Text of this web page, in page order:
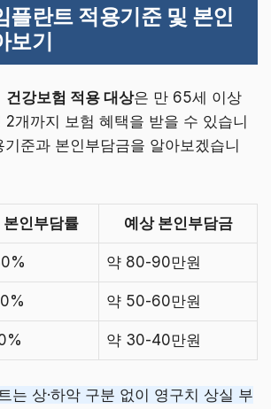
플란트 적용기준 및 본인
보기
건강보험 적용 대상은 만 65세 이상
2개까지 보험 혜택을 받을 수 있습니
준과 본인부담금을 알아보겠습니
본인부담률 예상 본인부담금
약 80-90만원
약 50-60만원
약 30-40만원
는 상·하악 구분 없이 영구치 상실 부